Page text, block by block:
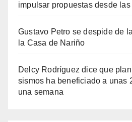
impulsar propuestas desde
Gustavo Petro se despide de
la Casa de Nariño
Delcy Rodríguez dice que
sismos ha beneficiado a unas
una semana